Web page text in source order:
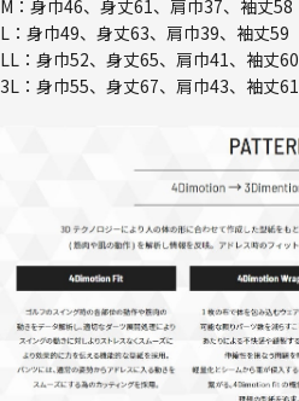
M：身巾46、身丈61、肩巾37、袖丈58
L：身巾49、身丈63、肩巾39、袖丈59
LL：身巾52、身丈65、肩巾41、袖丈60
3L：身巾55、身丈67、肩巾43、袖丈61